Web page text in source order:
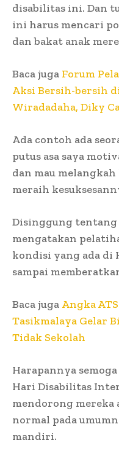
disabilitas ini. Dan
ini harus mencari
dan bakat anak
Baca juga Forum
Aksi Bersih-bersih
Wiradadaha, Diky
Ada contoh ada
putus asa saya
dan mau
meraih
Disinggung
mengatakan
kondisi yang ada di
sampai
Baca juga Angka
Tasikmalaya Gelar
Tidak Sekolah
Harapannya
Hari Disabilitas
mendorong mereka
normal pada
mandiri.